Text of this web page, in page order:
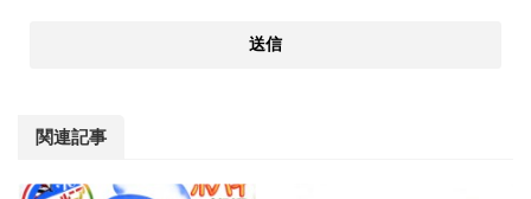
関連記事